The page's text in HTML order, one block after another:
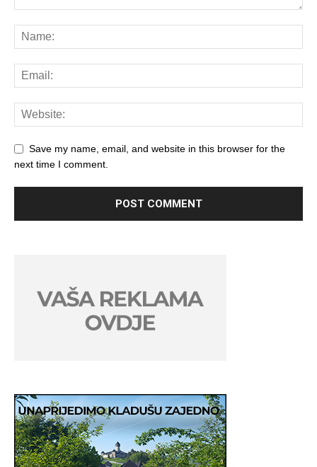
Save my name, email, and website in this browser for the
next time I comment.